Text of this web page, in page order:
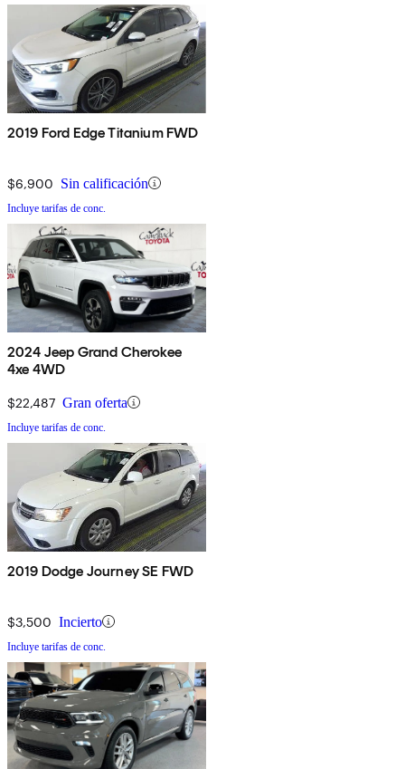
2019 Ford Edge Titanium FWD
$6,900 Sin calificación
Incluye tarifas de conc.
2024 Jeep Grand Cherokee
4xe 4WD
$22,487 Gran oferta
Incluye tarifas de conc.
2019 Dodge Journey SE FWD
$3,500 Incierto
Incluye tarifas de conc.